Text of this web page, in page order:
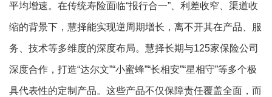
平均增速。在传统寿险面临“报行合一”、利差收窄、渠道收
缩的背景下，慧择能实现逆周期增长，离不开其在产品、服
务、技术等多维度的深度布局。慧择长期与125家保险公司
深度合作，打造“达尔文”“小蜜蜂”“长相安”“星相守”等多个极
具代表性的定制产品。这些产品不仅保障责任覆盖全面，而